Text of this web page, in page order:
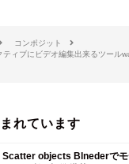
コンポジット
ィブにビデオ編集出来るツール
れています
Scatter objects Blnederでモ